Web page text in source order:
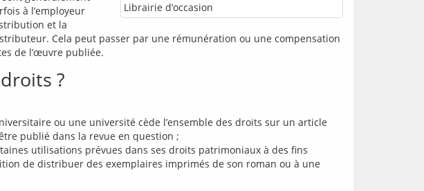
Librairie d’occasion
à l’employeur
et la
Cela peut passer par une rémunération ou une compensation
de l’œuvre publiée.
?
ou une université cède l’ensemble des droits sur un article
publié dans la revue en question ;
utilisations prévues dans ses droits patrimoniaux à des fins
de distribuer des exemplaires imprimés de son roman ou à une